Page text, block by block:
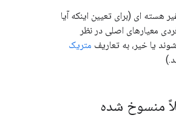
هسته ای (برای تعیین اینکه آیا
معیارهای اصلی در نظر
یا خیر، به تعاریف متریک